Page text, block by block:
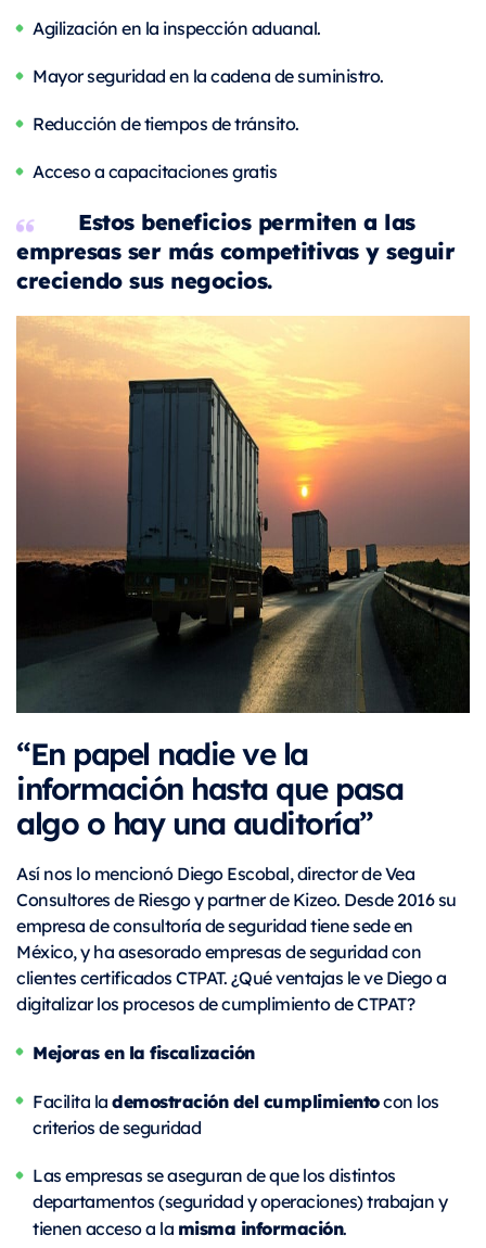
Agilización en la inspección aduanal.
Mayor seguridad en la cadena de suministro.
Reducción de tiempos de tránsito.
Acceso a capacitaciones gratis
Estos beneficios permiten a las
empresas ser más competitivas y seguir
creciendo sus negocios.
“En papel nadie ve la
información hasta que pasa
algo o hay una auditoría”
Así nos lo mencionó Diego Escobal, director de Vea
Consultores de Riesgo y partner de Kizeo. Desde 2016 su
empresa de consultoría de seguridad tiene sede en
México, y ha asesorado empresas de seguridad con
clientes certificados CTPAT. ¿Qué ventajas le ve Diego a
digitalizar los procesos de cumplimiento de CTPAT?
Mejoras en la fiscalización
Facilita lademostración del cumplimientocon los
criterios de seguridad
Las empresas se aseguran de que los distintos
departamentos (seguridad y operaciones) trabajan y
tienen acceso a la misma información.